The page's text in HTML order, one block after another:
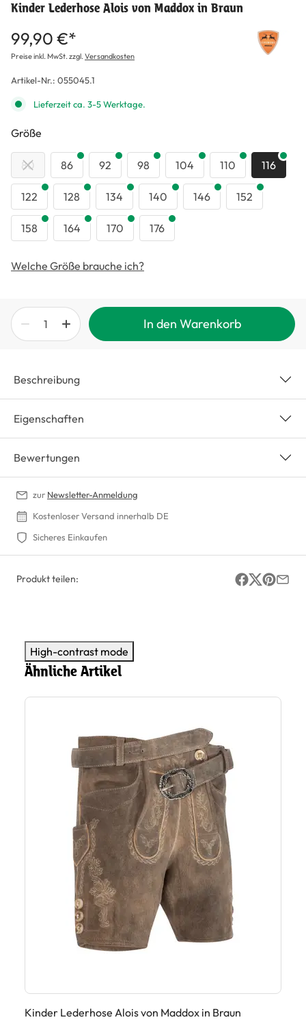
Kinder Lederhose Alois von Maddox in Braun
99,90 €*
Preise inkl. MwSt. zzgl.Versandkosten
Artikel-Nr.: 055045.1
Lieferzeit ca. 3-5 Werktage.
Größe
80 86 92 98 104 110 116
122 128 134 140 146 152
158 164 170 176
Welche Größe brauche ich?
In den Warenkorb
Beschreibung
Eigenschaften
Bewertungen
zur Newsletter-Anmeldung
Kostenloser Versand innerhalb DE
Sicheres Einkaufen
Produkt teilen:
High-contrast mode
Ähnliche Artikel
Kinder Lederhose Alois von Maddox in Braun